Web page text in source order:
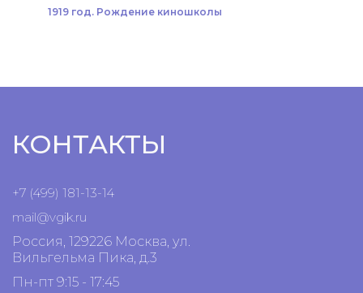
1919 год. Рождение киношколы
КОНТАКТЫ
+7 (499) 181-13-14
mail@vgik.ru
Россия, 129226 Москва, ул.
Вильгельма Пика, д.3
Пн-пт 9:15 - 17:45